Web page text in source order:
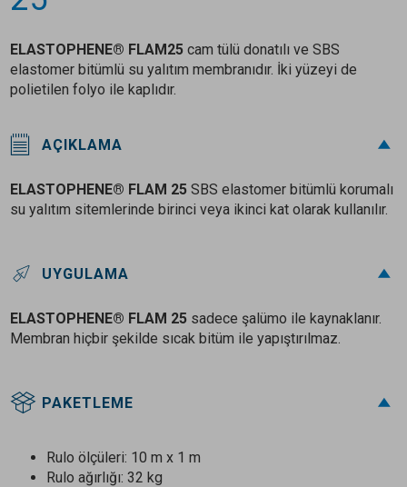
ELASTOPHENE® FLAM25 cam tülü donatılı ve SBS
elastomer bitümlü su yalıtım membranıdır. İki yüzeyi de
polietilen folyo ile kaplıdır.
AÇIKLAMA
ELASTOPHENE® FLAM 25 SBS elastomer bitümlü korumalı
su yalıtım sitemlerinde birinci veya ikinci kat olarak kullanılır.
UYGULAMA
ELASTOPHENE® FLAM 25 sadece şalümo ile kaynaklanır.
Membran hiçbir şekilde sıcak bitüm ile yapıştırılmaz.
PAKETLEME
Rulo ölçüleri: 10 m x 1 m
Rulo ağırlığı: 32 kg